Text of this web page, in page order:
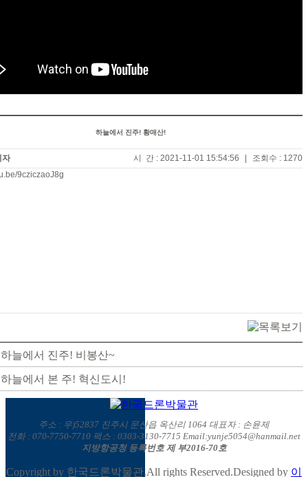
하늘에서 진주! 황매산!
자 시 간 : 2021-11-01 15:54:56
조회수 : 1270
9cziczaoJ8g
늘에서 진주! 비봉산~
늘에서 본 주! 혁신도시!
주소 : 우)52837 진주시 문산읍 옥산리 1064 대표자 : 손윤제
전화 : 070-7750-7710 팩스 : 0303-3130-7715 Email:yunje5054@hanmail.net
지방항공청 등록번호 제 부2016-70호
Copyright by 한국드론박물관.All rights Reserved.Designed by 이